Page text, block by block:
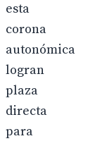
esta
corona
autonómica
logran
plaza
directa
para